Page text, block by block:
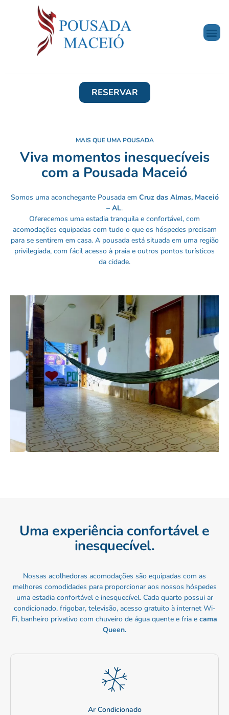
RESERVAR
MAIS QUE UMA POUSADA
Viva momentos inesquecíveis
com a Pousada Maceió
Somos uma aconchegante Pousada em Cruz das Almas, Maceió
– AL.
Oferecemos uma estadia tranquila e confortável, com
acomodações equipadas com tudo o que os hóspedes precisam
para se sentirem em casa. A pousada está situada em uma região
privilegiada, com fácil acesso à praia e outros pontos turísticos
da cidade.
Uma experiência confortável e
inesquecível.
Nossas acolhedoras acomodações são equipadas com as
melhores comodidades para proporcionar aos nossos hóspedes
uma estadia confortável e inesquecível. Cada quarto possui ar
condicionado, frigobar, televisão, acesso gratuito à internet Wi-
Fi, banheiro privativo com chuveiro de água quente e fria e cama
Queen.
Ar Condicionado